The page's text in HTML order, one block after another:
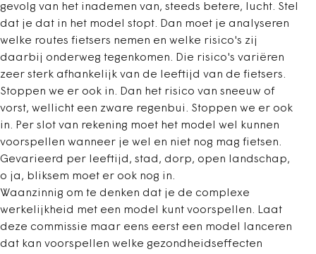
gevolg van het inademen van, steeds betere, lucht. Stel
dat je dat in het model stopt. Dan moet je analyseren
welke routes fietsers nemen en welke risico's zij
daarbij onderweg tegenkomen. Die risico's variëren
zeer sterk afhankelijk van de leeftijd van de fietsers.
Stoppen we er ook in. Dan het risico van sneeuw of
vorst, wellicht een zware regenbui. Stoppen we er ook
in. Per slot van rekening moet het model wel kunnen
voorspellen wanneer je wel en niet nog mag fietsen.
Gevarieerd per leeftijd, stad, dorp, open landschap,
o ja, bliksem moet er ook nog in.
Waanzinnig om te denken dat je de complexe
werkelijkheid met een model kunt voorspellen. Laat
deze commissie maar eens eerst een model lanceren
dat kan voorspellen welke gezondheidseffecten